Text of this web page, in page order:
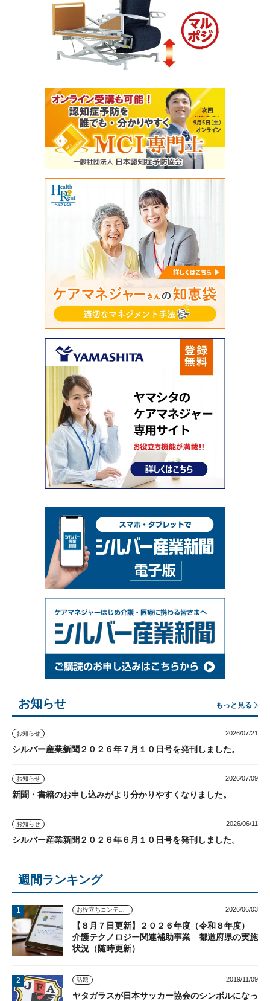
お知らせ もっと見る
お知らせ 2026/07/21
シルバー産業新聞２０２６年７月１０日号を発刊しました。
お知らせ 2026/07/09
新聞・書籍のお申し込みがより分かりやすくなりました。
お知らせ 2026/06/11
シルバー産業新聞２０２６年６月１０日号を発刊しました。
週間ランキング
2026/06/03
【８月７日更新】２０２６年度（令和８年度）
介護テクノロジー関連補助事業 都道府県の実施
状況（随時更新）
話題 2019/11/09
ヤタガラスが日本サッカー協会のシンボルになっ